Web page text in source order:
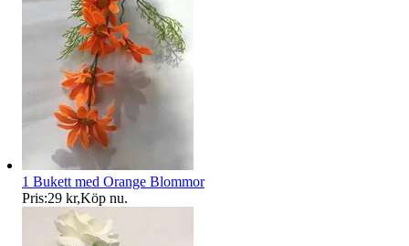
1 Bukett med Orange Blommor
Pris:29 kr,Köp nu.